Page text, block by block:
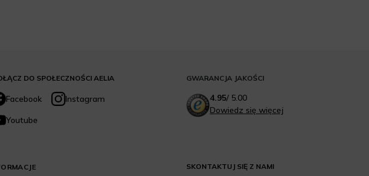
DO SPOŁECZNOŚCI AELIA
Facebook
Instagram
Youtube
SKONTAKTUJ SIĘ Z NAMI
GWARANCJA JAKOŚCI
4.95/5.00
Dowiedz się więcej